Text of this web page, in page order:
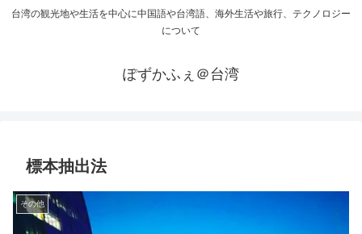
台湾の観光地や生活を中心に中国語や台湾語、海外生活や旅行、テクノロジー
について
ぽずかふぇ＠台湾
標本抽出法
その他